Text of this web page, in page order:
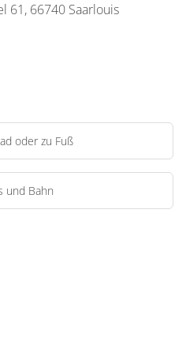
61, 66740 Saarlouis
oder zu Fuß
und Bahn